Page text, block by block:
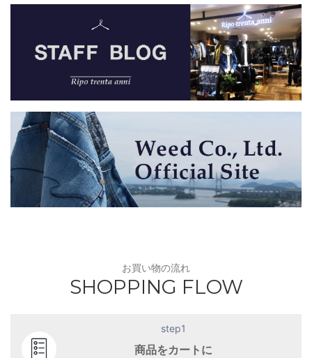
お買い物の流れ
SHOPPING FLOW
step1
商品をカートに